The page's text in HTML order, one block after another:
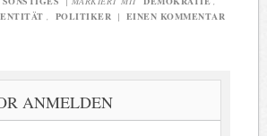
POLITIKER | EINEN KOMMENTAR
ANMELDEN